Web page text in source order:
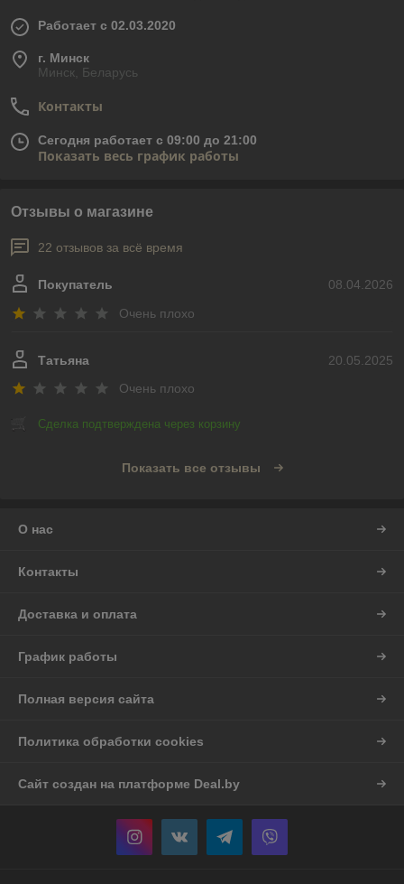
Работает с 02.03.2020
г. Минск
Минск, Беларусь
Контакты
Сегодня работает с 09:00 до 21:00
Показать весь график работы
Отзывы о магазине
22 отзывов за всё время
08.04.2026
Покупатель
Очень плохо
20.05.2025
Татьяна
Очень плохо
Сделка подтверждена через корзину
Показать все отзывы
О нас
Контакты
Доставка и оплата
График работы
Полная версия сайта
Политика обработки cookies
Сайт создан на платформе Deal.by